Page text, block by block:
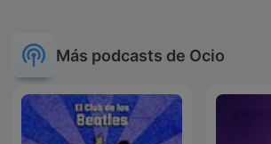
Más podcasts de Ocio